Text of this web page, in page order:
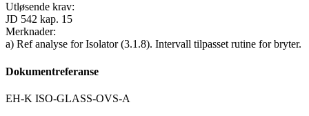
Utløsende krav:
JD 542 kap. 15
Merknader:
a) Ref analyse for Isolator (3.1.8). Intervall tilpasset rutine for bryter.
Dokumentreferanse
EH-K ISO-GLASS-OVS-A